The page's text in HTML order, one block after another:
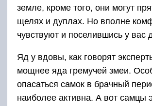
земле, кроме того, они могут
щелях и дуплах. Но вполне
чувствуют и поселившись у вас
Яд у вдовы, как говорят
мощнее яда гремучей змеи.
опасаться самок в брачный
наиболее активна. А вот самцы